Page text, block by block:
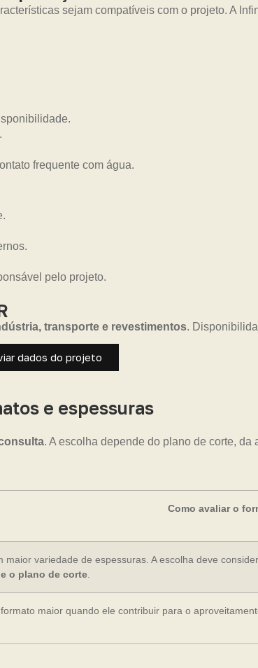
sejam compatíveis com o projeto. A
frequente com água.
pelo projeto.
transporte e revestimentos.
dados do projeto
e espessuras
. A escolha depende do plano de corte,
Como avaliar o
maior variedade de espessuras. A escolha deve
o plano de corte.
maior quando ele contribuir para o